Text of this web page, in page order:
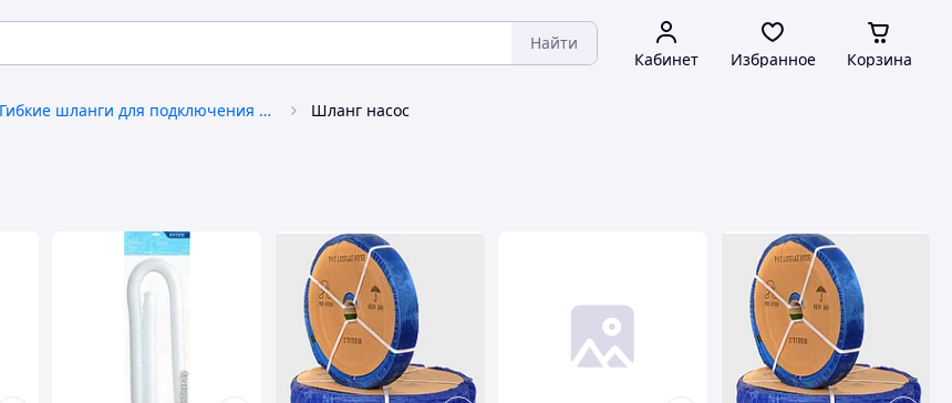
Найти
Кабинет Избранное Корзина
Гибкие шланги для подключения воды и газа Шланг насос